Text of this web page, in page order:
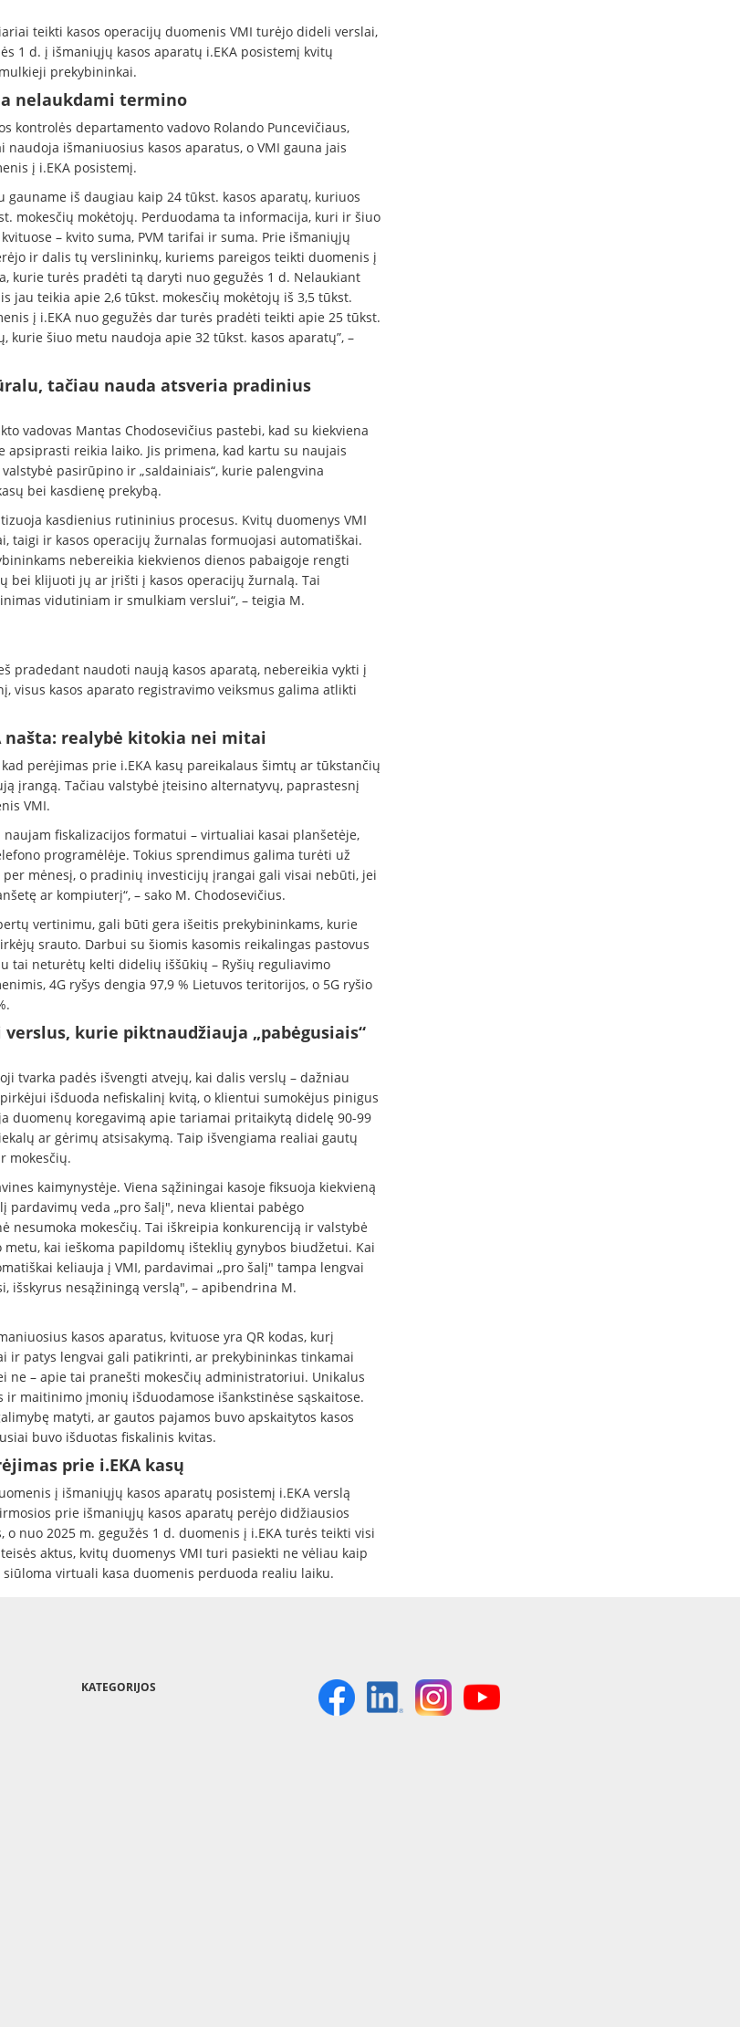
teikti kasos operacijų duomenis VMI turėjo dideli verslai,
1 d. į išmaniųjų kasos aparatų i.EKA posistemį kvitų
prekybininkai.
nelaukdami termino
kontrolės departamento vadovo Rolando Puncevičiaus,
naudoja išmaniuosius kasos aparatus, o VMI gauna jais
į i.EKA posistemį.
gauname iš daugiau kaip 24 tūkst. kasos aparatų, kuriuos
mokesčių mokėtojų. Perduodama ta informacija, kuri ir šiuo
– kvito suma, PVM tarifai ir suma. Prie išmaniųjų
ir dalis tų verslininkų, kuriems pareigos teikti duomenis į
kurie turės pradėti tą daryti nuo gegužės 1 d. Nelaukiant
jau teikia apie 2,6 tūkst. mokesčių mokėtojų iš 3,5 tūkst.
į i.EKA nuo gegužės dar turės pradėti teikti apie 25 tūkst.
kurie šiuo metu naudoja apie 32 tūkst. kasos aparatų”, –
tačiau nauda atsveria pradinius
vadovas Mantas Chodosevičius pastebi, kad su kiekviena
apsiprasti reikia laiko. Jis primena, kad kartu su naujais
pasirūpino ir „saldainiais“, kurie palengvina
bei kasdienę prekybą.
kasdienius rutininius procesus. Kvitų duomenys VMI
taigi ir kasos operacijų žurnalas formuojasi automatiškai.
nebereikia kiekvienos dienos pabaigoje rengti
bei klijuoti jų ar įrišti į kasos operacijų žurnalą. Tai
vidutiniam ir smulkiam verslui“, – teigia M.
pradedant naudoti naują kasos aparatą, nebereikia vykti į
visus kasos aparato registravimo veiksmus galima atlikti
našta: realybė kitokia nei mitai
perėjimas prie i.EKA kasų pareikalaus šimtų ar tūkstančių
įrangą. Tačiau valstybė įteisino alternatyvų, paprastesnį
VMI.
naujam fiskalizacijos formatui – virtualiai kasai planšetėje,
programėlėje. Tokius sprendimus galima turėti už
mėnesį, o pradinių investicijų įrangai gali visai nebūti, jei
ar kompiuterį“, – sako M. Chodosevičius.
vertinimu, gali būti gera išeitis prekybininkams, kurie
srauto. Darbui su šiomis kasomis reikalingas pastovus
tai neturėtų kelti didelių iššūkių – Ryšių reguliavimo
4G ryšys dengia 97,9 % Lietuvos teritorijos, o 5G ryšio
verslus, kurie piktnaudžiauja „pabėgusiais“
tvarka padės išvengti atvejų, kai dalis verslų – dažniau
išduoda nefiskalinį kvitą, o klientui sumokėjus pinigus
duomenų koregavimą apie tariamai pritaikytą didelę 90-99
ar gėrimų atsisakymą. Taip išvengiama realiai gautų
mokesčių.
kaimynystėje. Viena sąžiningai kasoje fiksuoja kiekvieną
pardavimų veda „pro šalį", neva klientai pabėgo
nesumoka mokesčių. Tai iškreipia konkurenciją ir valstybė
kai ieškoma papildomų išteklių gynybos biudžetui. Kai
keliauja į VMI, pardavimai „pro šalį" tampa lengvai
išskyrus nesąžiningą verslą", – apibendrina M.
kasos aparatus, kvituose yra QR kodas, kurį
ir patys lengvai gali patikrinti, ar prekybininkas tinkamai
ne – apie tai pranešti mokesčių administratoriui. Unikalus
ir maitinimo įmonių išduodamose išankstinėse sąskaitose.
matyti, ar gautos pajamos buvo apskaitytos kasos
buvo išduotas fiskalinis kvitas.
prie i.EKA kasų
į išmaniųjų kasos aparatų posistemį i.EKA verslą
prie išmaniųjų kasos aparatų perėjo didžiausios
o nuo 2025 m. gegužės 1 d. duomenis į i.EKA turės teikti visi
aktus, kvitų duomenys VMI turi pasiekti ne vėliau kaip
siūloma virtuali kasa duomenis perduoda realiu laiku.
KATEGORIJOS